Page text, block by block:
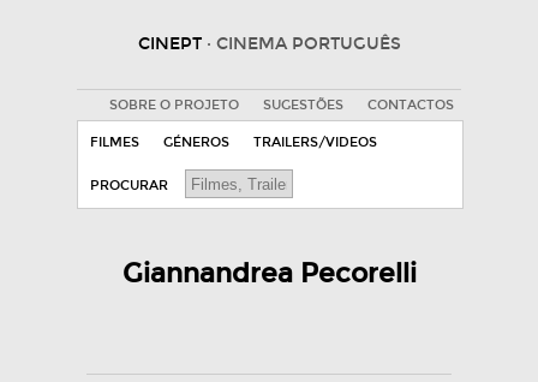
CINEPT · CINEMA PORTUGUÊS
SOBRE O PROJETO SUGESTÕES CONTACTOS
FILMES GÉNEROS TRAILERS/VIDEOS
PROCURAR
Giannandrea Pecorelli